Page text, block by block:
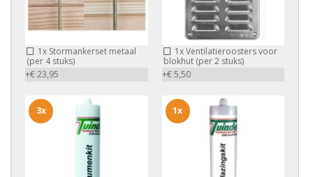
1x Stormankerset metaal
(per 4 stuks)
+€ 23,95
1xVentilatieroosters voor
blokhut (per 2 stuks)
+€ 5,50
3x 1x